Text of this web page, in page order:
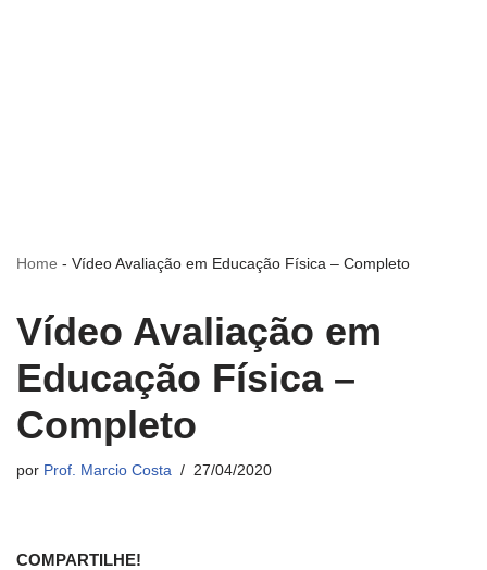
Home - Vídeo Avaliação em Educação Física – Completo
Vídeo Avaliação em
Educação Física –
Completo
por Prof. Marcio Costa 27/04/2020
COMPARTILHE!